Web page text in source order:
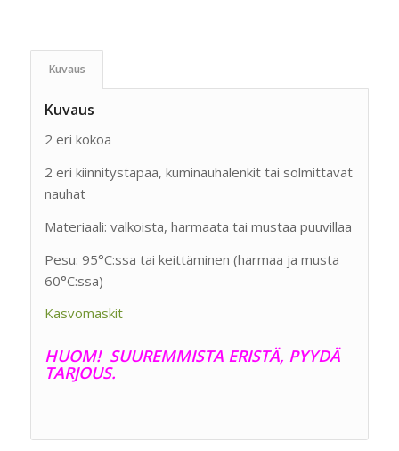
Kuvaus
Kuvaus
2 eri kokoa
2 eri kiinnitystapaa, kuminauhalenkit tai solmittavat
nauhat
Materiaali: valkoista, harmaata tai mustaa puuvillaa
Pesu: 95°C:ssa tai keittäminen (harmaa ja musta
60°C:ssa)
Kasvomaskit
HUOM! SUUREMMISTA ERISTÄ, PYYDÄ
TARJOUS.